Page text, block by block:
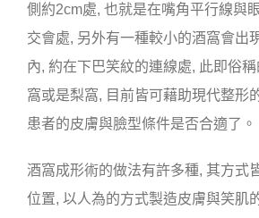
側約2cm處, 也就是在嘴角平行線與
交會處, 另外有一種較小的酒窩會出
內, 約在下巴笑紋的連線處, 此即俗
窩或是梨窩, 目前皆可藉助現代整形
患者的皮膚與臉型條件是否合適了。
酒窩成形術的做法有許多種, 其方式
位置, 以人為的方式製造皮膚與笑肌